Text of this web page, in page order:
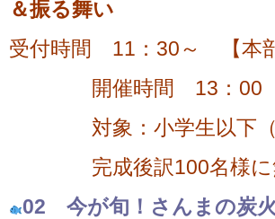
＆振る舞い
受付時間 11：30～ 【本部
開催時間 13：00
対象：小学生以下（
完成後訳100名様に無
02 今が旬！さんまの炭